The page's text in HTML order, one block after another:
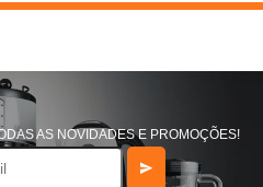
AS NOVIDADES E PROMOÇÕES!